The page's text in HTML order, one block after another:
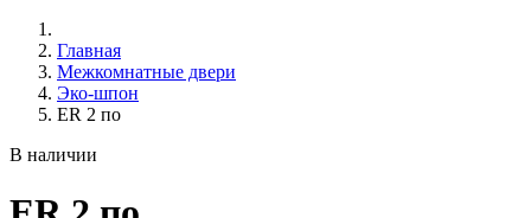
Главная
Межкомнатные двери
Эко-шпон
ER 2 по
В наличии